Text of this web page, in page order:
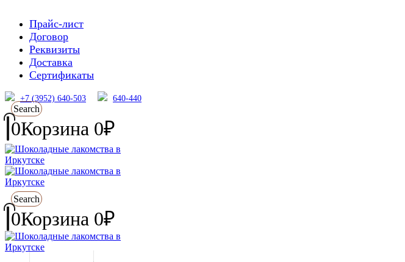
Прайс-лист
Договор
Реквизиты
Доставка
Сертификаты
+7 (3952) 640-503 640-440
Search
0Корзина 0₽
Search
0Корзина 0₽